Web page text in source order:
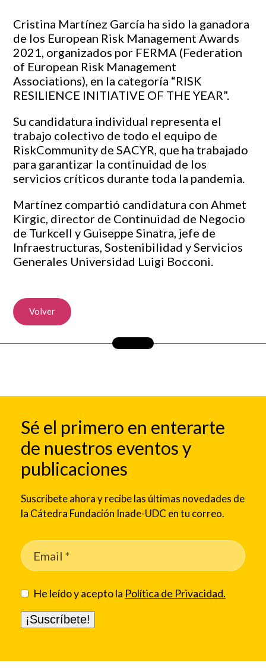
Cristina Martínez García ha sido la ganadora
de los European Risk Management Awards
2021, organizados por FERMA (Federation
of European Risk Management
Associations), en la categoría “RISK
RESILIENCE INITIATIVE OF THE YEAR”.
Su candidatura individual representa el
trabajo colectivo de todo el equipo de
RiskCommunity de SACYR, que ha trabajado
para garantizar la continuidad de los
servicios críticos durante toda la pandemia.
Martínez compartió candidatura con Ahmet
Kirgic, director de Continuidad de Negocio
de Turkcell y Guiseppe Sinatra, jefe de
Infraestructuras, Sostenibilidad y Servicios
Generales Universidad Luigi Bocconi.
Volver
Sé el primero en enterarte
de nuestros eventos y
publicaciones
Suscríbete ahora y recibe las últimas novedades de
la Cátedra Fundación Inade-UDC en tu correo.
He leído y acepto la Política de Privacidad.